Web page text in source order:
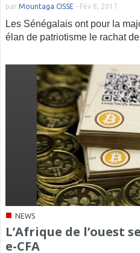
par Mountaga CISSE - Fév 8, 2017
Les Sénégalais ont pour la
élan de patriotisme le rachat
■ NEWS
L’Afrique de l’ouest
e-CFA